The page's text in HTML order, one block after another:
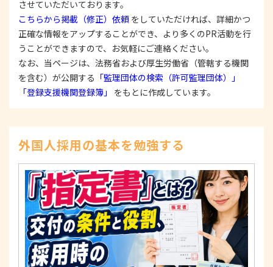
個人情報の正確性およびその利用の安全性を確保す
るため、情報セキュリティ対策を始めとする安全措
置を構築し、個人情報への不正アクセス、個人情報
の漏洩、滅失または毀損等の的確な防止とセキュリ
ティの是正に努めます。
3. 苦情および相談等に対する適正な対応について
本人からの苦情および相談があった場合には、適切
示、訂正、削除、または利用もしくは提供の停止等
を求められたときは、適法かつ遅滞なく応じます。
4. 法令・指針・規範の遵守について
適正な個人情報保護の実現のため、個人情報の取扱
いに関する法令、国が定める指針およびその他の規
範を遵守します。
個人情報に関するお問い合わせ窓口
〒125-0061東京都葛飾区亀有3-21-11 藍ビル202
TEL：0120-550-580
株式会社 アルフォース･ワン 個人情報保護担当
させていただいております。
こちらから掲載（修正）依頼 をしていただければ、詳細かつ
正確な情報をアップすることができ、より多くのPR活動を行
うことができますので、お気軽にご連絡ください。
なお、当ページは、法務省および厚生労働省（管轄する機関
を含む）が公開する 「監理団体の検索（許可監理団体）」
「登録支援機関登録簿」
をもとに作成しています。
外国人採用の基本を勉強する